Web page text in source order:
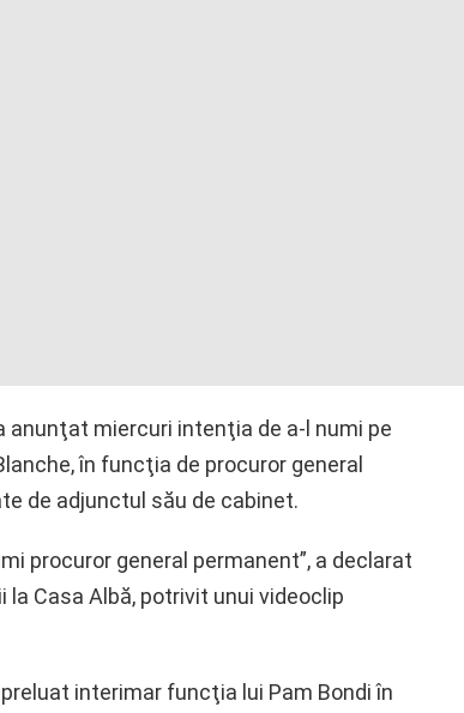
anunţat miercuri intenţia de a-l numi pe
în funcţia de procuror general
de adjunctul său de cabinet.
procuror general permanent”, a declarat
Casa Albă, potrivit unui videoclip
interimar funcţia lui Pam Bondi în